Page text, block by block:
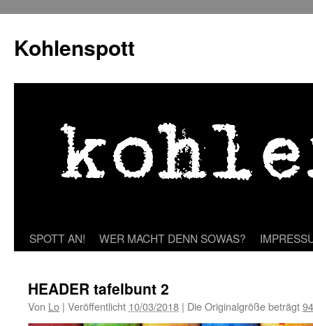
springen
Kohlenspott
SPOTT AN! WER MACHT DENN SOWAS?
HEADER tafelbunt 2
Von Lo | Veröffentlicht 10/03/2018 | Die Originalgröße beträgt